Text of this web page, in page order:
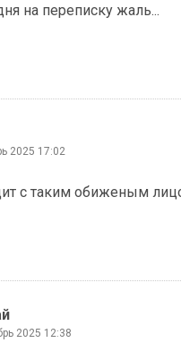
на переписку жаль...
2025 17:02
с таким обиженым
2025 12:38